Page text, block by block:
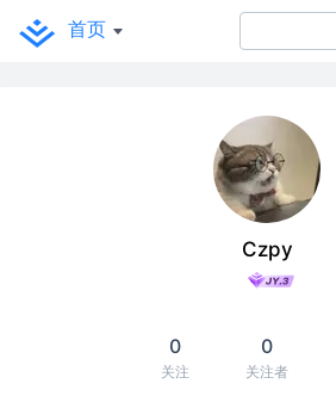
首页
Czpy
0
关注
0
关注者